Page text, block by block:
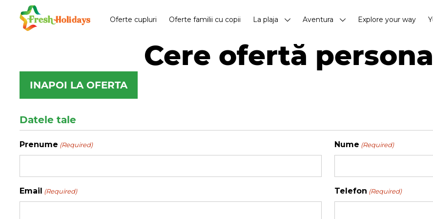
Oferte cupluri Oferte familii cu copii La plaja Aventura Explore your way
Cere ofertă
INAPOI LA OFERTA
Datele tale
Prenume (Required) Nume (Required)
Email (Required) Telefon (Required)